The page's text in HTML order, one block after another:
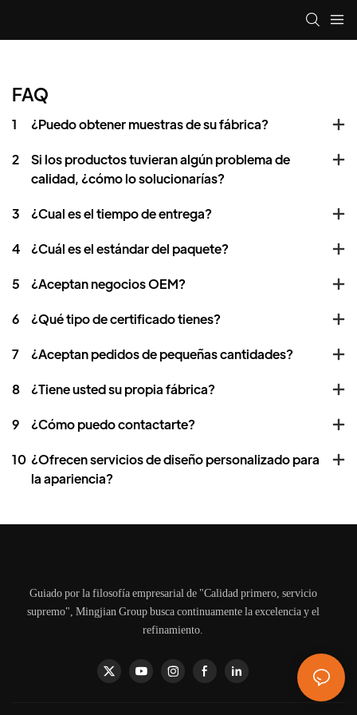
FAQ
1 ¿Puedo obtener muestras de su fábrica?
2
Si los productos tuvieran algún problema de
calidad, ¿cómo lo solucionarías?
3 ¿Cual es el tiempo de entrega?
4 ¿Cuál es el estándar del paquete?
5 ¿Aceptan negocios OEM?
6 ¿Qué tipo de certificado tienes?
7 ¿Aceptan pedidos de pequeñas cantidades?
8 ¿Tiene usted su propia fábrica?
9 ¿Cómo puedo contactarte?
10 ¿Ofrecen servicios de diseño personalizado para
la apariencia?
Guiado por la filosofía empresarial de "Calidad primero, servicio
supremo", Mingjian Group busca continuamente la excelencia y el
refinamiento.